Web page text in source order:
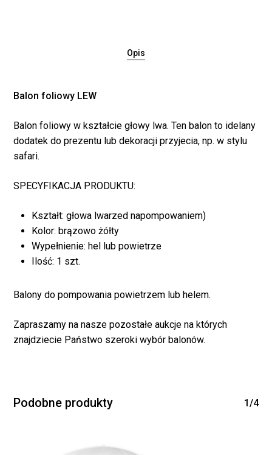
Brak produktów w
koszyku.
Opis
Balon foliowy LEW
Balon foliowy w kształcie głowy lwa. Ten balon to idelany
dodatek do prezentu lub dekoracji przyjecia, np. w stylu
safari.
SPECYFIKACJA PRODUKTU:
Kształt: głowa lwarzed napompowaniem)
Kolor: brązowo żółty
Wypełnienie: hel lub powietrze
Ilość: 1 szt.
Balony do pompowania powietrzem lub helem.
Zapraszamy na nasze pozostałe aukcje na których
znajdziecie Państwo szeroki wybór balonów.
Podobne produkty 1/4